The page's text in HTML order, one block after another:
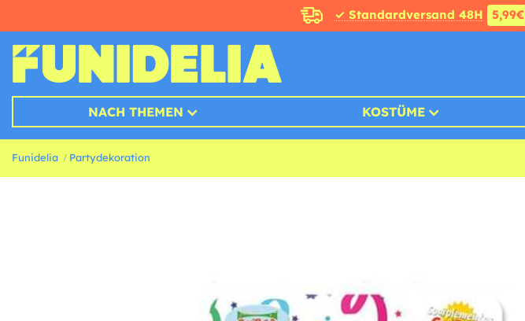
✓ Standardversand 48H 5,99€
NACH THEMEN KOSTÜME
Funidelia Partydekoration